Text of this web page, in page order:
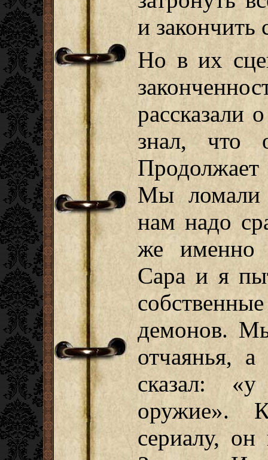
и закончить
Но в их
рассказали
знал, что
Продолжает
Мы ломали
нам надо
же именно
Сара и я
демонов.
отчаянья,
сказал:
оружие».
сериалу,